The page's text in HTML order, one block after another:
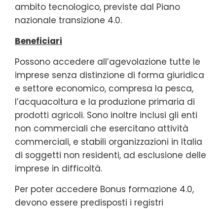
ambito tecnologico, previste dal Piano
nazionale transizione 4.0.
Beneficiari
Possono accedere all’agevolazione tutte le
imprese senza distinzione di forma giuridica
e settore economico, compresa la pesca,
l’acquacoltura e la produzione primaria di
prodotti agricoli. Sono inoltre inclusi gli enti
non commerciali che esercitano attività
commerciali, e stabili organizzazioni in Italia
di soggetti non residenti, ad esclusione delle
imprese in difficoltà.
Per poter accedere Bonus formazione 4.0,
devono essere predisposti i registri